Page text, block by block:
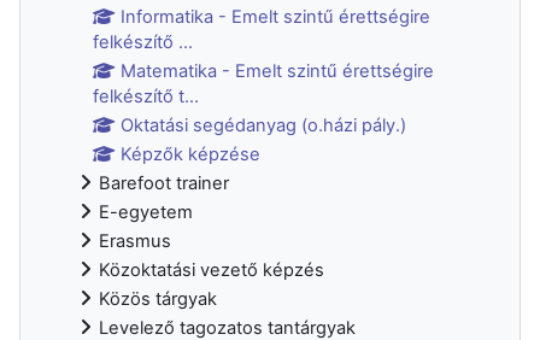
Informatika - Emelt szintű érettségire
felkészítő ...
Matematika - Emelt szintű érettségire
felkészítő t...
Oktatási segédanyag (o.házi pály.)
Képzők képzése
Barefoot trainer
E-egyetem
Erasmus
Közoktatási vezető képzés
Közös tárgyak
Levelező tagozatos tantárgyak